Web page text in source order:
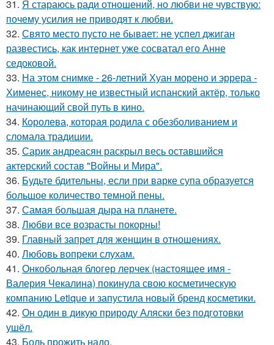
31. Я стараюсь ради отношений, но любви не чувствую:
почему усилия не приводят к любви.
32. Свято место пусто не бывает: не успел джиган
развестись, как интернет уже сосватал его Анне
седоковой.
33. На этом снимке - 26-летний Хуан морено и эррера -
Хименес, никому не известный испанский актёр, только
начинающий свой путь в кино.
34. Королева, которая родила с обезболиванием и
сломала традиции.
35. Сарик андреасян раскрыл весь оставшийся
актерский состав "Войны и Мира".
36. Будьте бдительны, если при варке супа образуется
большое количество темной пены.
37. Самая большая дыра на планете.
38. Любви все возрасты покорны!
39. Главный запрет для женщин в отношениях.
40. Любовь вопреки слухам.
41. Онкобольная блогер лерчек (настоящее имя -
Валерия Чекалина) покинула свою косметическую
компанию Letique и запустила новый бренд косметики.
42. Он один в дикую природу Аляски без подготовки
ушёл.
43. Боль прожить надо.